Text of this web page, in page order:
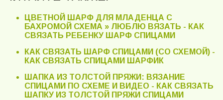
ЦВЕТНОЙ ШАРФ ДЛЯ МЛАДЕНЦА С
БАХРОМОЙ СХЕМА » ЛЮБЛЮ ВЯЗАТЬ - КАК
СВЯЗАТЬ РЕБЕНКУ ШАРФ СПИЦАМИ
КАК СВЯЗАТЬ ШАРФ СПИЦАМИ (СО СХЕМОЙ) -
КАК СВЯЗАТЬ СПИЦАМИ ШАРФИК
ШАПКА ИЗ ТОЛСТОЙ ПРЯЖИ: ВЯЗАНИЕ
СПИЦАМИ ПО СХЕМЕ И ВИДЕО - КАК СВЯЗАТЬ
ШАПКУ ИЗ ТОЛСТОЙ ПРЯЖИ СПИЦАМИ